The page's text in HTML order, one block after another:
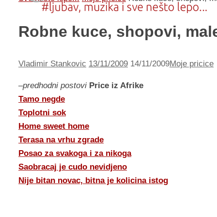
Robne kuce, shopovi,
Vladimir Stankovic 13/11/2009 14/11/2009Moje pricice
–predhodni postovi Price iz Afrike
Tamo negde
Toplotni sok
Home sweet home
Terasa na vrhu zgrade
Posao za svakoga i za nikoga
Saobracaj je cudo nevidjeno
Nije bitan novac, bitna je kolicina istog